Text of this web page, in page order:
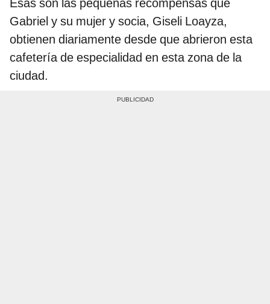
Esas son las pequeñas recompensas que
Gabriel y su mujer y socia, Giseli Loayza,
obtienen diariamente desde que abrieron esta
cafetería de especialidad en esta zona de la
ciudad.